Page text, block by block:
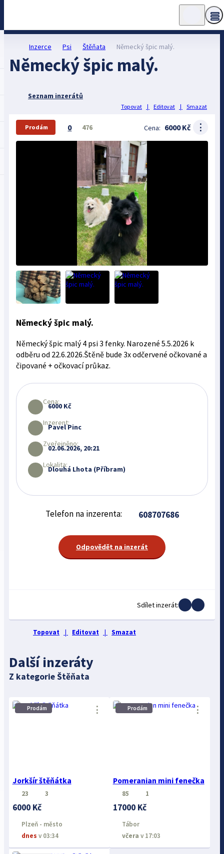
Inzerce Psi Štěňata Německý špic malý.
Německý špic malý.
Seznam inzerátů
Topovat | Editovat | Smazat
Prodám 0 476 Cena: 6000 Kč ⋮
Německý špic malý.
Německý špic malý 4 psi 3 fenky. Narozené 5.5.2026 k
odběru od 22.6.2026.Štěně bude 3x odčervené očkované a
čipované + očkovací průkaz.
Cena:
6000 Kč
Inzerent:
Pavel Pinc
Zveřejněno:
02.06.2026, 20:21
Lokalita:
Dlouhá Lhota (Příbram)
Telefon na inzerenta: 608707686
Odpovědět na inzerát
Sdílet inzerát:
Topovat | Editovat | Smazat
Další inzeráty
Z kategorie Štěňata
Prodám
Jorkšír štěňátka
⋮
23 3
6000 Kč
Plzeň - město
dnes v 03:34
Prodám
Pomeranian mini fenečka
⋮
85 1
17000 Kč
Tábor
včera v 17:03